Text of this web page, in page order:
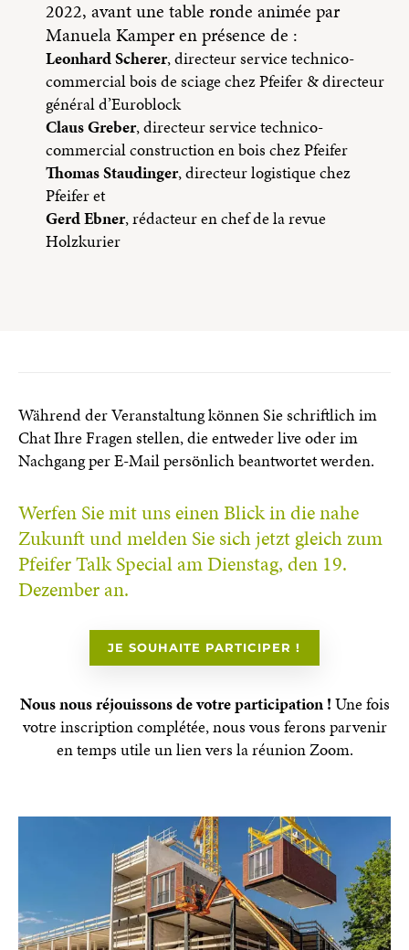
2022, avant une table ronde animée par
Manuela Kamper en présence de :
Leonhard Scherer, directeur service technico-
commercial bois de sciage chez Pfeifer & directeur
général d’Euroblock
Claus Greber, directeur service technico-
commercial construction en bois chez Pfeifer
Thomas Staudinger, directeur logistique chez
Pfeifer et
Gerd Ebner, rédacteur en chef de la revue
Holzkurier
Während der Veranstaltung können Sie schriftlich im
Chat Ihre Fragen stellen, die entweder live oder im
Nachgang per E-Mail persönlich beantwortet werden.
Werfen Sie mit uns einen Blick in die nahe
Zukunft und melden Sie sich jetzt gleich zum
Pfeifer Talk Special am Dienstag, den 19.
Dezember an.
JE SOUHAITE PARTICIPER !
Nous nous réjouissons de votre participation !Une fois
votre inscription complétée, nous vous ferons parvenir
en temps utile un lien vers la réunion Zoom.